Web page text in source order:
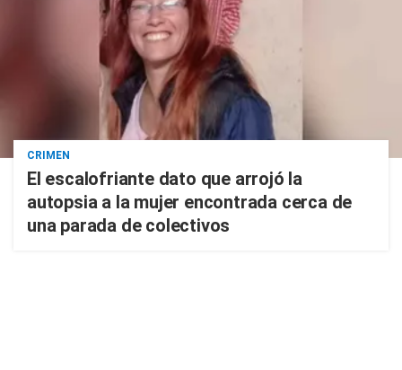
CRIMEN
El escalofriante dato que arrojó la
autopsia a la mujer encontrada cerca de
una parada de colectivos